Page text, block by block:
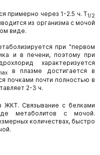
примерно через 1-2.5 ч. T1/2
из организма с мочой
виде.
при "первом
и в печени, поэтому при
характеризуется
в плазме достигается в
почками почти полностью в
2-3 ч.
ЖКТ. Связывание с белками
метаболитов с мочой.
количествах, быстро